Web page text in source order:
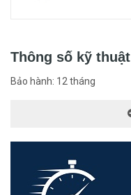
Thông số kỹ thuật
Bảo hành: 12 tháng